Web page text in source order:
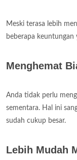
Meski terasa lebih
beberapa keuntungan
Menghemat
Anda tidak perlu
sementara. Hal ini
sudah cukup besar.
Lebih Mudah